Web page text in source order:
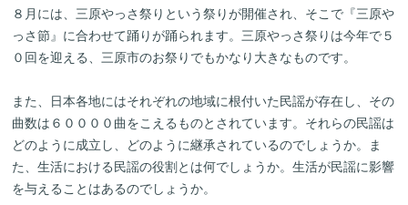
８月には、三原やっさ祭りという祭りが開催され、そこで『三原や
っさ節』に合わせて踊りが踊られます。三原やっさ祭りは今年で５
０回を迎える、三原市のお祭りでもかなり大きなものです。
また、日本各地にはそれぞれの地域に根付いた民謡が存在し、その
曲数は６００００曲をこえるものとされています。それらの民謡は
どのように成立し、どのように継承されているのでしょうか。ま
た、生活における民謡の役割とは何でしょうか。生活が民謡に影響
を与えることはあるのでしょうか。